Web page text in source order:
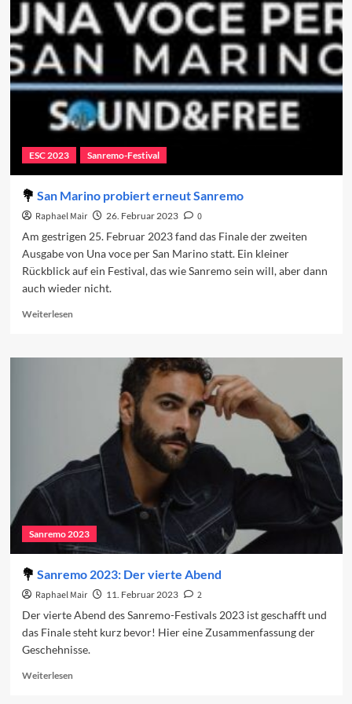
das
Finale
2025
ESC 2023 Sanremo-Festival
San Marino probiert erneut Sanremo
Raphael Mair 26. Februar 2023
0
Am gestrigen 25. Februar 2023 fand das Finale der zweiten
Ausgabe von Una voce per San Marino statt. Ein kleiner
Rückblick auf ein Festival, das wie Sanremo sein will, aber dann
auch wieder nicht.
WeiterlesenRead
San
Sanremo 2023
Sanremo 2023: Der vierte Abend
Raphael Mair 11. Februar 2023
2
Der vierte Abend des Sanremo-Festivals 2023 ist geschafft und
das Finale steht kurz bevor! Hier eine Zusammenfassung der
Geschehnisse.
WeiterlesenRead